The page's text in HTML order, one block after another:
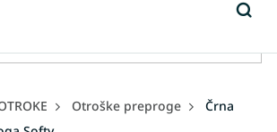
Otroške preproge
Črna